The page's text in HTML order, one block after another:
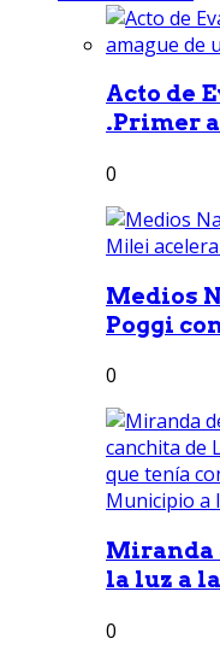
Acto de
.Primer
0
Medios
Poggi
0
Miranda
la luz a
0